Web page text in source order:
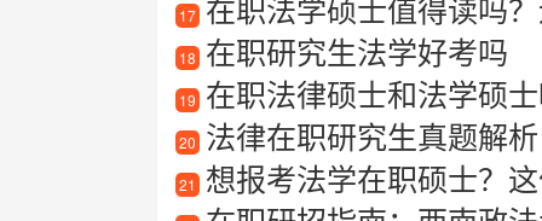
17
18 在职研究生法学好考吗
19 在职法律硕士和法学硕
20 法律在职研究生真题解
21 想报考法学在职硕士？